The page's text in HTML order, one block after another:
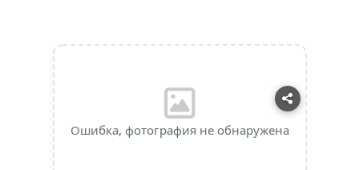
Ошибка, фотография не обнаружена